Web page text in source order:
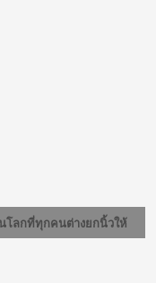
โลกที่ทุกคนต่างยกนิ้วให้